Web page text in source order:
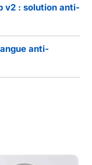
v2 : solution anti-
anti-